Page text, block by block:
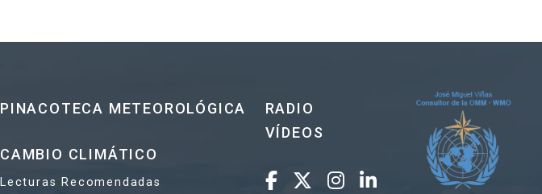
PINACOTECA METEOROLÓGICA
CAMBIO CLIMÁTICO
Lecturas Recomendadas
RADIO
VÍDEOS